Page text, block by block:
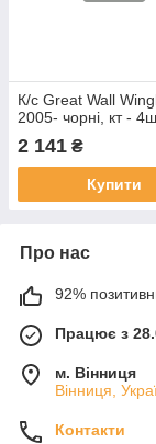
К/с Great Wall
2005- чорні, кт -
2 141 ₴
Купити
Про нас
92%
Працює з
м. Вінниця
Вінниця,
Контакти